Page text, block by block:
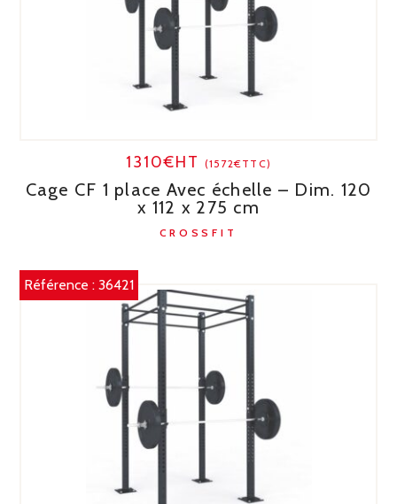
1310€HT (1572€TTC)
Cage CF 1 place Avec échelle – Dim. 120
x 112 x 275 cm
CROSSFIT
Référence :36421